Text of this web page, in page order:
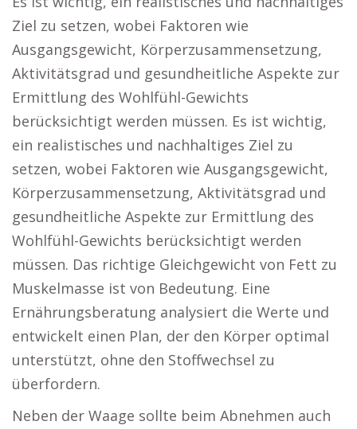
Ziel zu setzen, wobei Faktoren wie
Ausgangsgewicht, Körperzusammensetzung,
Aktivitätsgrad und gesundheitliche Aspekte zur
Ermittlung des Wohlfühl-Gewichts
berücksichtigt werden müssen. Es ist wichtig,
ein realistisches und nachhaltiges Ziel zu
setzen, wobei Faktoren wie Ausgangsgewicht,
Körperzusammensetzung, Aktivitätsgrad und
gesundheitliche Aspekte zur Ermittlung des
Wohlfühl-Gewichts berücksichtigt werden
müssen. Das richtige Gleichgewicht von Fett zu
Muskelmasse ist von Bedeutung. Eine
Ernährungsberatung analysiert die Werte und
entwickelt einen Plan, der den Körper optimal
unterstützt, ohne den Stoffwechsel zu
überfordern.
Neben der Waage sollte beim Abnehmen auch